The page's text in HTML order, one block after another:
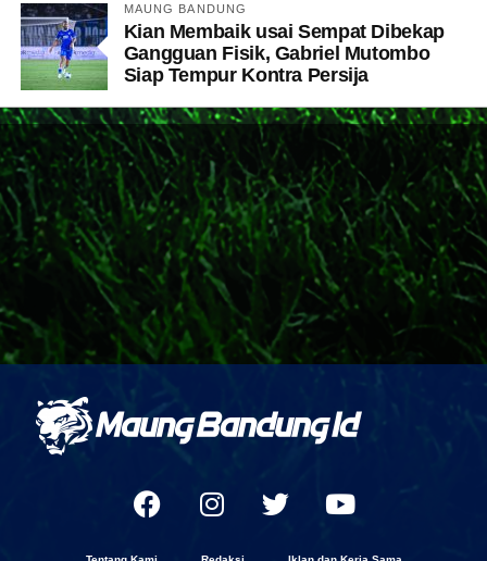
MAUNG BANDUNG
Kian Membaik usai Sempat Dibekap
Gangguan Fisik, Gabriel Mutombo
Siap Tempur Kontra Persija